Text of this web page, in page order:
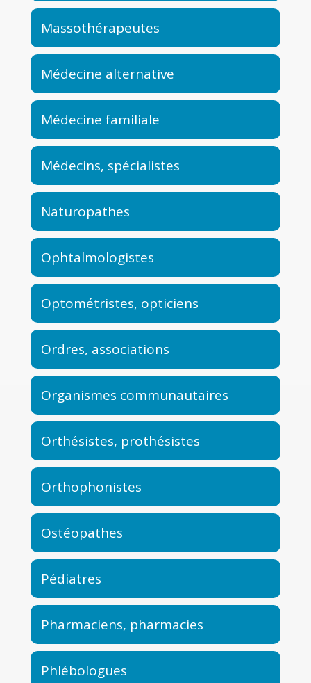
Massothérapeutes
Médecine alternative
Médecine familiale
Médecins, spécialistes
Naturopathes
Ophtalmologistes
Optométristes, opticiens
Ordres, associations
Organismes communautaires
Orthésistes, prothésistes
Orthophonistes
Ostéopathes
Pédiatres
Pharmaciens, pharmacies
Phlébologues